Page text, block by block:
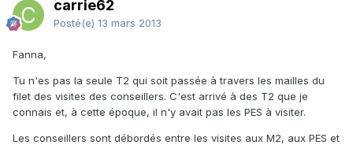
carrie62
Posté(e) 13 mars 2013
Fanna,
Tu n'es pas la seule T2 qui soit passée à travers les mailles du
filet des visites des conseillers. C'est arrivé à des T2 que je
connais et, à cette époque, il n'y avait pas les PES à visiter.
Les conseillers sont débordés entre les visites aux M2, aux PES et